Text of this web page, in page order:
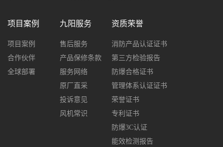
项目案例
项目案例
合作伙伴
全球部署
九阳服务
售后服务
产品保修条款
服务网络
原厂直采
投诉意见
风机常识
资质荣誉
消防产品认证证书
第三方检验报告
防爆合格证书
管理体系认证证书
荣誉证书
专利证书
防爆3C认证
能效检测报告